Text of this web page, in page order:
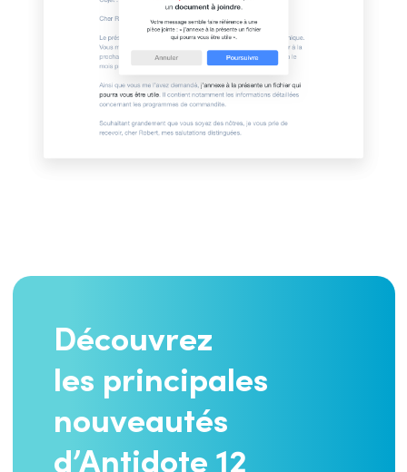
Découvrez
les principales
nouveautés
d’Antidote 12